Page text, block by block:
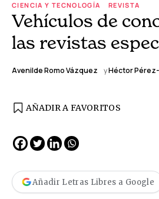
CIENCIA Y TECNOLOGÍA REVISTA
Vehículos de
las revistas
Avenilde Romo Vázquez yHéctor
AÑADIR A FAVORITOS
Añadir Letras Libres a Google